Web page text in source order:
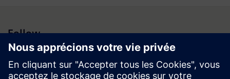
Follow